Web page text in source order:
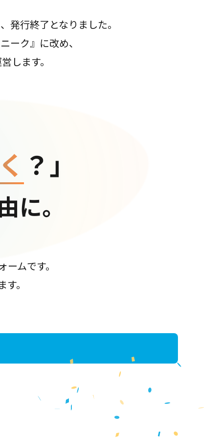
発行終了となりました。
ーク』に改め、
します。
？」
に。
ムです。
。